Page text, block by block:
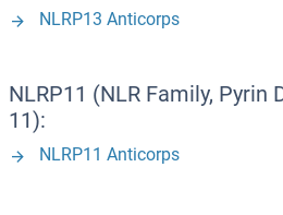
NLRP13 Anticorps
NLRP11 (NLR Family, Pyrin
11):
NLRP11 Anticorps